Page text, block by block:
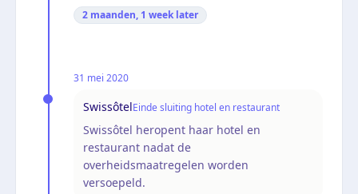
2 maanden, 1 week later
31 mei 2020
SwissôtelEinde sluiting hotel en restaurant
Swissôtel heropent haar hotel en
restaurant nadat de
overheidsmaatregelen worden
versoepeld.